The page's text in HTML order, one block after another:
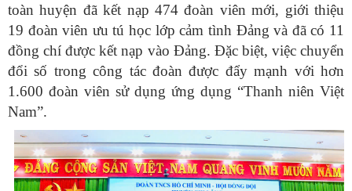
toàn huyện đã kết nạp 474 đoàn viên mới, giới thiệu
19 đoàn viên ưu tú học lớp cảm tình Đảng và đã có 11
đồng chí được kết nạp vào Đảng. Đặc biệt, việc chuyển
đổi số trong công tác đoàn được đẩy mạnh với hơn
1.600 đoàn viên sử dụng ứng dụng “Thanh niên Việt
Nam”.